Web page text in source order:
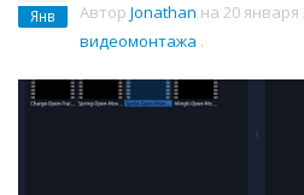
Янв Автор Jonathan на 20 января
видеомонтажа .